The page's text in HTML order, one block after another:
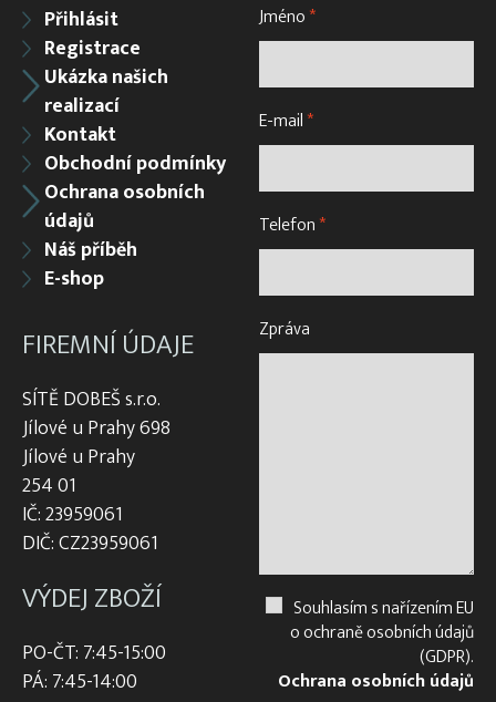
Přihlásit
Registrace
Ukázka našich
realizací
Kontakt
Obchodní podmínky
Ochrana osobních
údajů
Náš příběh
E-shop
FIREMNÍ ÚDAJE
SÍTĚ DOBEŠ s.r.o.
Jílové u Prahy 698
Jílové u Prahy
254 01
IČ: 23959061
DIČ: CZ23959061
VÝDEJ ZBOŽÍ
PO-ČT: 7:45-15:00
PÁ: 7:45-14:00
Jméno*
E-mail*
Telefon*
Zpráva
Souhlasím s nařízením EU
o ochraně osobních údajů
(GDPR).
Ochrana osobních údajů